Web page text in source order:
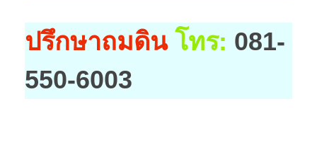
ปรึกษาถมดิน โทร: 081-
550-6003